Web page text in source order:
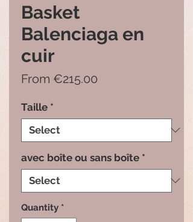
Basket
Balenciaga en
cuir
From €215.00
Taille *
avec boîte ou sans boîte *
Quantity *